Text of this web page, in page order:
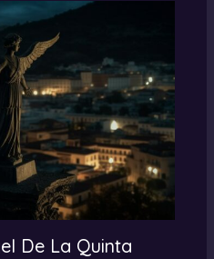
De La Quinta